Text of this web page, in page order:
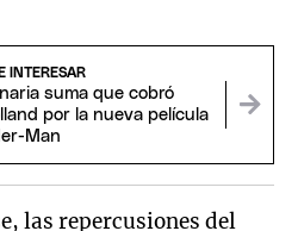
INTERESAR
suma que cobró
por la nueva película
Man
las repercusiones del